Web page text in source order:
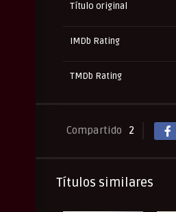
Título original
IMDb Rating
TMDb Rating
Compartido 2
Títulos similares